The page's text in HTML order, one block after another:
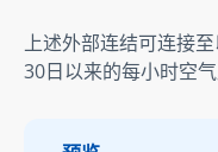
上述外部连结可连接
30日以来的每小时空气